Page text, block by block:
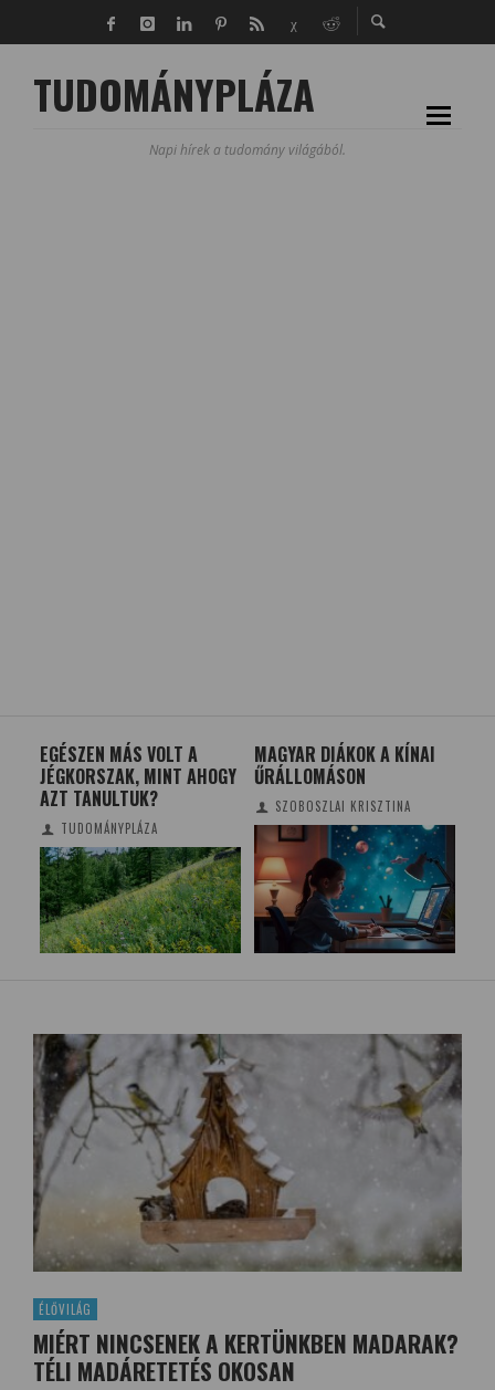
TUDOMÁNYPLÁZA
Napi hírek a tudomány világából.
EGÉSZEN MÁS VOLT A
JÉGKORSZAK, MINT AHOGY
AZT TANULTUK?
TUDOMÁNYPLÁZA
MAGYAR DIÁKOK A KÍNAI
ŰRÁLLOMÁSON
SZOBOSZLAI KRISZTINA
ÉLŐVILÁG
MIÉRT NINCSENEK A KERTÜNKBEN MADARAK?
TÉLI MADÁRETETÉS OKOSAN